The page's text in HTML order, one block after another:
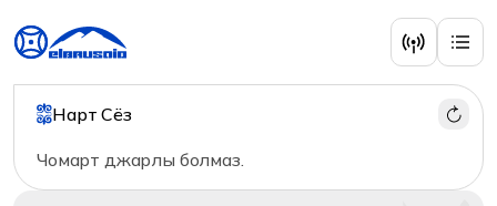
Нарт Сёз
Чомарт джарлы болмаз.